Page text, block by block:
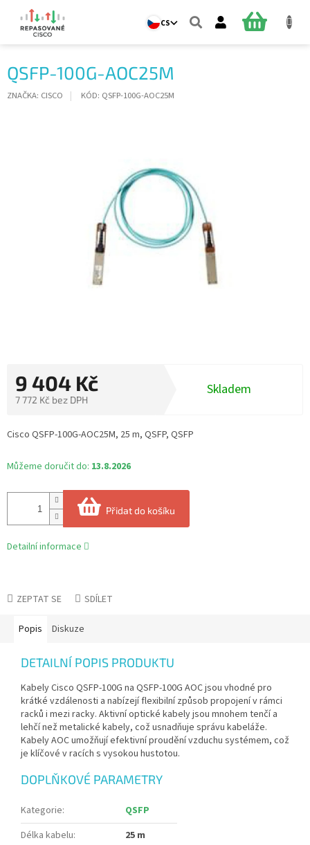
obsah
CS
NÁKUPNÍ
QSFP-100G-AOC25M
ZNAČKA: CISCO KÓD: QSFP-100G-AOC25M
9 404 Kč
7 772 Kč bez DPH
cena:
Skladem
Můžeme doručit do: 13.8.2026
Přidat do košíku
Cisco QSFP-100G-AOC25M, 25 m, QSFP, QSFP
Detailní informace
ZEPTAT SE SDÍLET
Popis Diskuze
DETAILNÍ POPIS PRODUKTU
Kabely Cisco QSFP-100G na QSFP-100G AOC jsou vhodné pro
krátké vzdálenosti a nabízejí flexibilní způsob propojení v rámci
racků i mezi racky. Aktivní optické kabely jsou mnohem tenčí a
lehčí než metalické kabely, což usnadňuje správu kabeláže.
Kabely AOC umožňují efektivní proudění vzduchu systémem, což
je klíčové v racích s vysokou hustotou.
DOPLŇKOVÉ PARAMETRY
Kategorie:
QSFP
Délka kabelu:
25 m